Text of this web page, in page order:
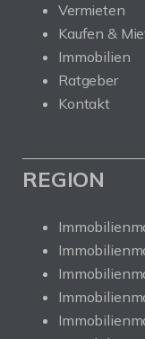
Vermieten
Kaufen &
Immobilien
Ratgeber
Kontakt
REGION